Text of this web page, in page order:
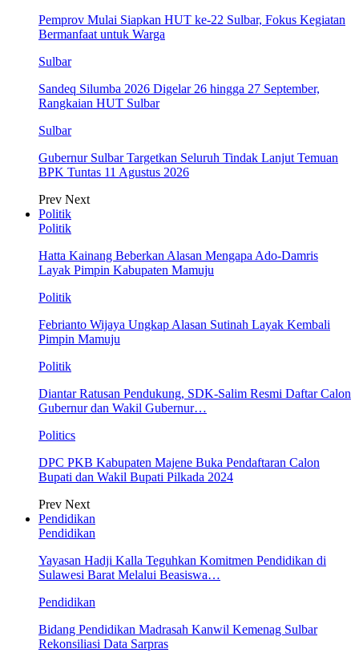
Pemprov Mulai Siapkan HUT ke-22 Sulbar, Fokus Kegiatan
Bermanfaat untuk Warga
Sulbar
Sandeq Silumba 2026 Digelar 26 hingga 27 September,
Rangkaian HUT Sulbar
Sulbar
Gubernur Sulbar Targetkan Seluruh Tindak Lanjut Temuan
BPK Tuntas 11 Agustus 2026
Prev Next
Politik
Politik
Hatta Kainang Beberkan Alasan Mengapa Ado-Damris
Layak Pimpin Kabupaten Mamuju
Politik
Febrianto Wijaya Ungkap Alasan Sutinah Layak Kembali
Pimpin Mamuju
Politik
Diantar Ratusan Pendukung, SDK-Salim Resmi Daftar Calon
Gubernur dan Wakil Gubernur…
Politics
DPC PKB Kabupaten Majene Buka Pendaftaran Calon
Bupati dan Wakil Bupati Pilkada 2024
Prev Next
Pendidikan
Pendidikan
Yayasan Hadji Kalla Teguhkan Komitmen Pendidikan di
Sulawesi Barat Melalui Beasiswa…
Pendidikan
Bidang Pendidikan Madrasah Kanwil Kemenag Sulbar
Rekonsiliasi Data Sarpras